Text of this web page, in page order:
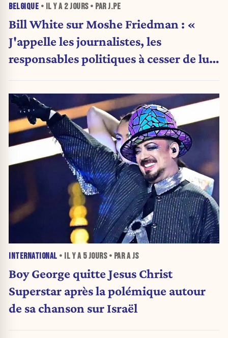
BELGIQUE • IL Y A 2 JOURS• PAR J.PE
Bill White sur Moshe Friedman : «
J'appelle les journalistes, les
responsables politiques à cesser de lui
INTERNATIONAL • IL Y A 5 JOURS• PAR A JS
Boy George quitte Jesus Christ
Superstar après la polémique autour
de sa chanson sur Israël